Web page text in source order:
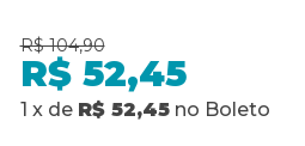
R$ 104,90
R$ 52,45
1 x de R$ 52,45 no Boleto